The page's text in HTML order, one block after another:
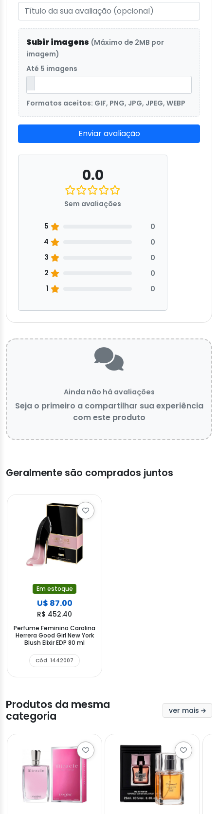
Subir imagens (Máximo de 2MB por
imagem)
Até 5 imagens
Formatos aceitos: GIF, PNG, JPG, JPEG, WEBP
Enviar avaliação
0.0
Sem avaliações
5
0
4
0
3
0
2
0
1
0
Ainda não há avaliações
Seja o primeiro a compartilhar sua experiência
com este produto
Geralmente são comprados juntos
Em estoque
U$ 87.00
R$ 452.40
Perfume Feminino Carolina
Herrera Good Girl New York
Blush Elixir EDP 80 ml
Cód. 1442007
Produtos da mesma
categoria
ver mais